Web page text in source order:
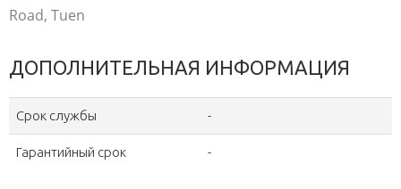
Road, Tuen
ДОПОЛНИТЕЛЬНАЯ ИНФОРМАЦИЯ
Срок службы -
Гарантийный срок -